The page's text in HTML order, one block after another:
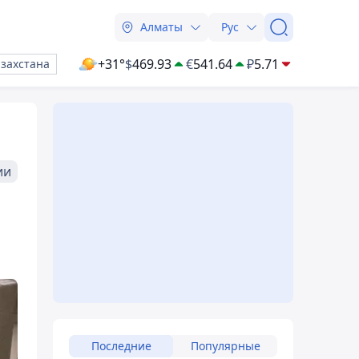
Алматы Рус
+31°$469.93 €541.64 ₽5.71
Последние Популярные